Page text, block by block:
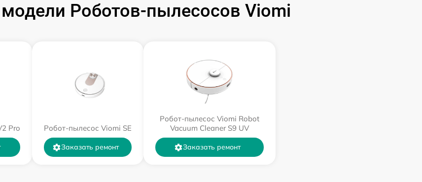
Роботов-пылесосов Viomi
Pro Робот-пылесос Viomi SE
Заказать ремонт
Робот-пылесос Viomi Robot
Vacuum Cleaner S9 UV
Заказать ремонт